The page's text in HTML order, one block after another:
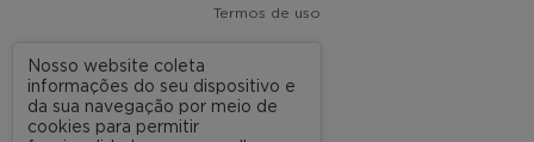
Termos de uso
A FGV
Nosso website coleta
informações do seu dispositivo e
da sua navegação por meio de
cookies para permitir